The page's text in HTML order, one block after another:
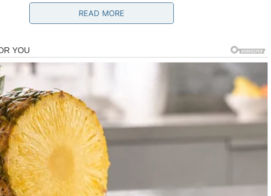
povlačite se.
vezani za nekoga ko vam daje minimum pažnje, sada prekidate kontakt i
za emociju.
DA NOSITE SVE SAMI
može se ticati i poslovnog okruženja.
odgovornost za tuđe greške. Možda ste ćutali na nepravdu. Možda ste
READ MORE